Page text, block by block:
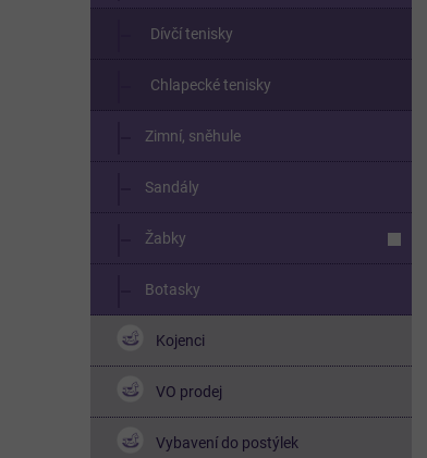
Dívčí tenisky
Chlapecké tenisky
Zimní, sněhule
Sandály
Žabky
Botasky
Kojenci
VO prodej
Vybavení do postýlek